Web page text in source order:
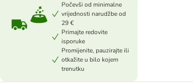
Počevši od minimalne
vrijednosti narudžbe od
29 €
Primajte redovite
isporuke
Promijenite, pauzirajte ili
otkažite u bilo kojem
trenutku